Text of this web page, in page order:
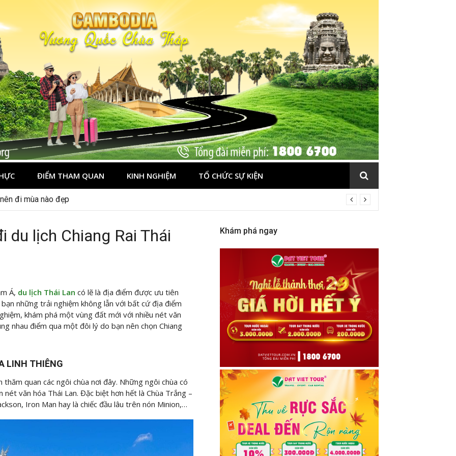
ĐIỂM THAM QUAN KINH NGHIỆM TỔ CHỨC SỰ KIỆN
đi đâu, mặc gì đẹp?
du lịch Chiang Rai Thái
Á, du lịch Thái Lan có lẽ là địa điểm được ưu tiên
những trải nghiệm không lẫn với bất cứ địa điểm
khám phá một vùng đất mới với nhiều nét văn
nhau điểm qua một đôi lý do bạn nên chọn Chiang
LINH THIÊNG
thăm quan các ngôi chùa nơi đây. Những ngôi chùa có
văn hóa Thái Lan. Đặc biệt hơn hết là Chùa Trắng –
Iron Man hay là chiếc đầu lâu trên nón Minion,…
Khám phá ngay